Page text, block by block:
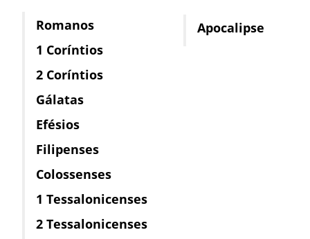
Romanos
1 Coríntios
2 Coríntios
Gálatas
Efésios
Filipenses
Colossenses
1 Tessalonicenses
2 Tessalonicenses
Apocalipse